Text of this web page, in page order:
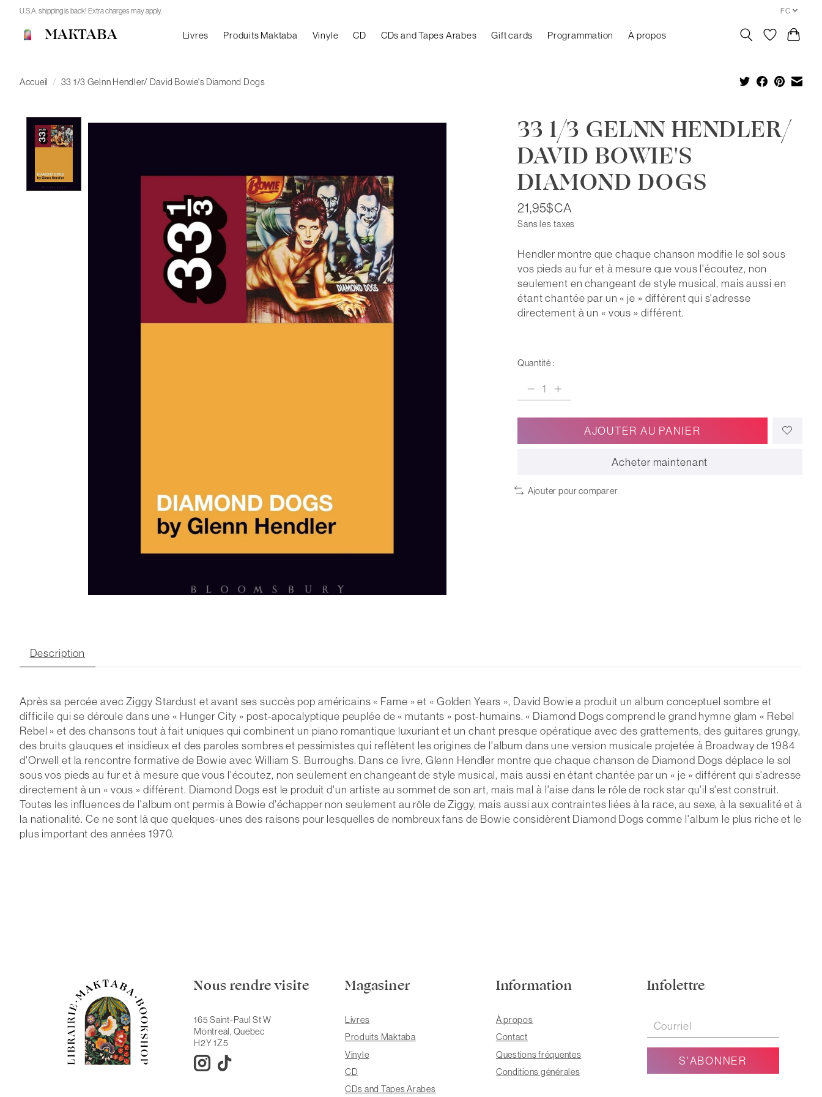
U.S.A. shipping is back! Extra charges may apply. FC
MAKTABA Livres Produits Maktaba Vinyle CD CDs and Tapes Arabes Gift cards Programmation À propos
Accueil / 33 1/3 Gelnn Hendler/ David Bowie's Diamond Dogs
Product image slideshow Items 33 1/3 GELNN HENDLER/
DAVID BOWIE'S
DIAMOND DOGS
21,95$CA
Sans les taxes
Hendler montre que chaque chanson modifie le sol sous
vos pieds au fur et à mesure que vous l'écoutez, non
seulement en changeant de style musical, mais aussi en
étant chantée par un « je » différent qui s'adresse
directement à un « vous » différent.
Quantité :
AJOUTER AU PANIER
Acheter maintenant
Ajouter pour comparer
Description
Après sa percée avec Ziggy Stardust et avant ses succès pop américains « Fame » et « Golden Years », David Bowie a produit un album conceptuel sombre et
difficile qui se déroule dans une « Hunger City » post-apocalyptique peuplée de « mutants » post-humains. « Diamond Dogs comprend le grand hymne glam « Rebel
Rebel » et des chansons tout à fait uniques qui combinent un piano romantique luxuriant et un chant presque opératique avec des grattements, des guitares grungy,
des bruits glauques et insidieux et des paroles sombres et pessimistes qui reflètent les origines de l'album dans une version musicale projetée à Broadway de 1984
d'Orwell et la rencontre formative de Bowie avec William S. Burroughs. Dans ce livre, Glenn Hendler montre que chaque chanson de Diamond Dogs déplace le sol
sous vos pieds au fur et à mesure que vous l'écoutez, non seulement en changeant de style musical, mais aussi en étant chantée par un « je » différent qui s'adresse
directement à un « vous » différent. Diamond Dogs est le produit d'un artiste au sommet de son art, mais mal à l'aise dans le rôle de rock star qu'il s'est construit.
Toutes les influences de l'album ont permis à Bowie d'échapper non seulement au rôle de Ziggy, mais aussi aux contraintes liées à la race, au sexe, à la sexualité et à
la nationalité. Ce ne sont là que quelques-unes des raisons pour lesquelles de nombreux fans de Bowie considèrent Diamond Dogs comme l'album le plus riche et le
plus important des années 1970.
Nous rendre visite
165 Saint-Paul St W
Montreal, Quebec
H2Y 1Z5
Magasiner
Livres
Produits Maktaba
Vinyle
CD
CDs and Tapes Arabes
Information
À propos
Contact
Questions fréquentes
Conditions générales
Infolettre